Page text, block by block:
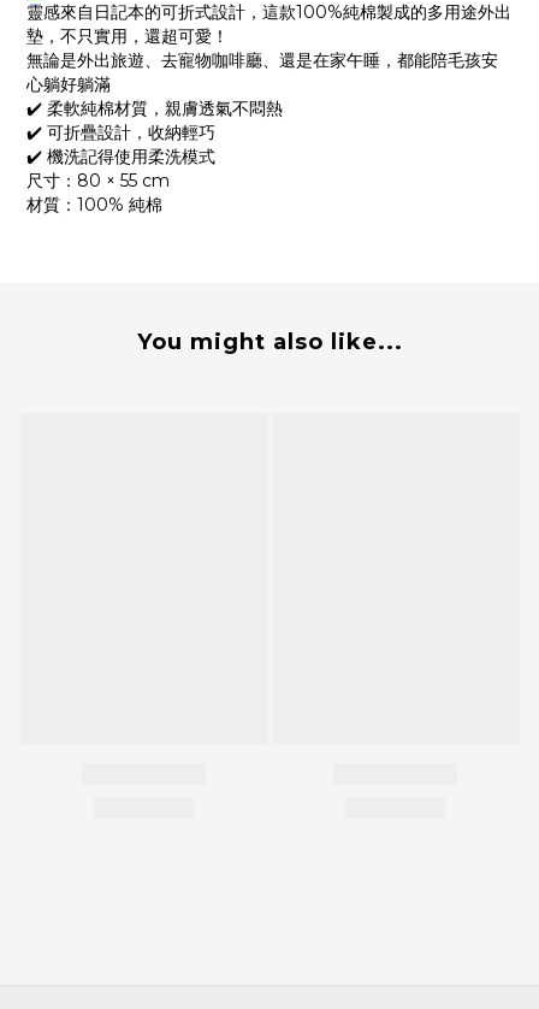
靈感來自日記本的可折式設計，這款100%純棉製成的多用途外出
墊，不只實用，還超可愛！
無論是外出旅遊、去寵物咖啡廳、還是在家午睡，都能陪毛孩安
心躺好躺滿
✔️ 柔軟純棉材質，親膚透氣不悶熱
✔️ 可折疊設計，收納輕巧
✔️ 機洗記得使用柔洗模式
尺寸：80 × 55 cm
材質：100% 純棉
You might also like...